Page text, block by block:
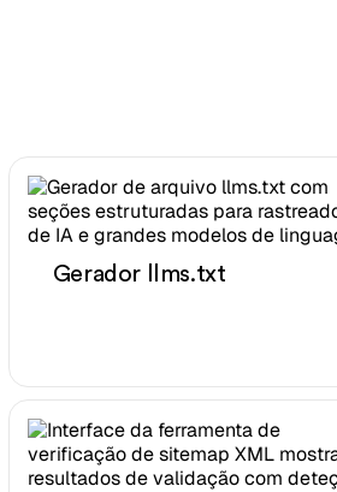
Gerador llms.txt